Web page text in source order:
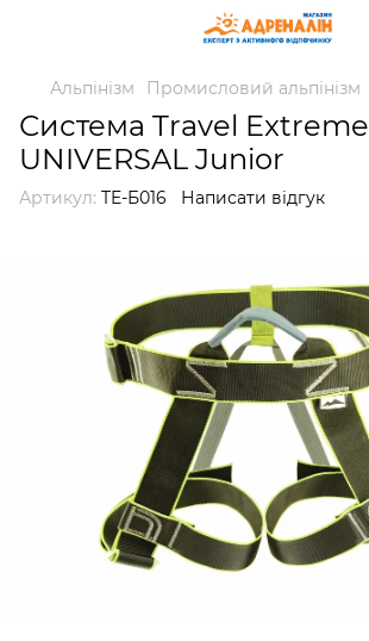
Альпінізм Промисловий альпінізм
Система Travel Extreme
UNIVERSAL Junior
Артикул: TE-Б016 Написати відгук